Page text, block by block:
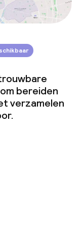
bereiden
verzamelen